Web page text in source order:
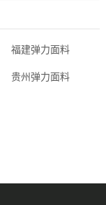
福建弹力面料
贵州弹力面料